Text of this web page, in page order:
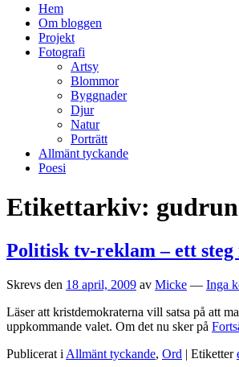
Primär
meny
Hem
Om bloggen
Projekt
Fotografi
Artsy
Blommor
Byggnader
Djur
Natur
Porträtt
Allmänt tyckande
Poesi
Etikettarkiv:
Politisk tv-reklam – ett
Skrevs den 18 april, 2009 av Micke — Inga
Läser att kristdemokraterna vill satsa på att
uppkommande valet. Om det nu sker på
Publicerat i Allmänt tyckande, Ord | Etiketter